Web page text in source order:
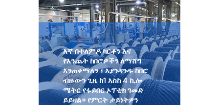
እኛ በተለምዶ ካርቶን እና
የእንጨት ከበሮዎችን ለማሸግ
እንጠቀማለን ፣ እያንዳንዱ ከበሮ
ብዙውን ጊዜ ከ1 እስከ 4 ኪሎ
ሜትር የፋይበር ኦፕቲክ ገመድ
ይይዛል። የምርት ታይነትዎን